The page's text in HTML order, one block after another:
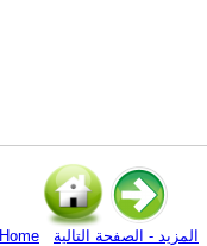
Home المزيد - الصفحة التالية